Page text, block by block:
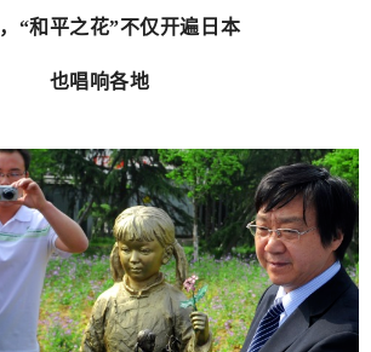
“和平之花”不仅开遍日本
也唱响各地